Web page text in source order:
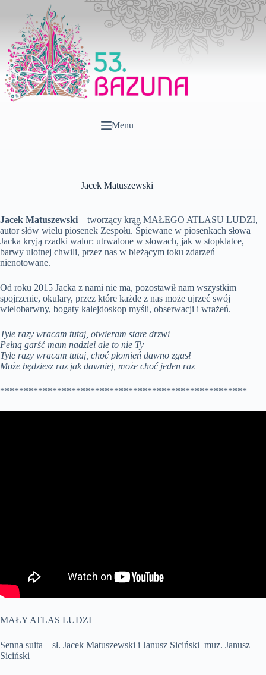
Menu
Jacek Matuszewski
Jacek Matuszewski – tworzący krąg MAŁEGO ATLASU LUDZI,
autor słów wielu piosenek Zespołu. Śpiewane w piosenkach słowa
Jacka kryją rzadki walor: utrwalone w słowach, jak w stopklatce,
barwy ulotnej chwili, przez nas w bieżącym toku zdarzeń
nienotowane.
Od roku 2015 Jacka z nami nie ma, pozostawił nam wszystkim
spojrzenie, okulary, przez które każde z nas może ujrzeć swój
wielobarwny, bogaty kalejdoskop myśli, obserwacji i wrażeń.
Tyle razy wracam tutaj, otwieram stare drzwi
Pełną garść mam nadziei ale to nie Ty
Tyle razy wracam tutaj, choć płomień dawno zgasł
Może będziesz raz jak dawniej, może choć jeden raz
****************************************************
MAŁY ATLAS LUDZI
Senna suita sł. Jacek Matuszewski i Janusz Siciński muz. Janusz
Siciński